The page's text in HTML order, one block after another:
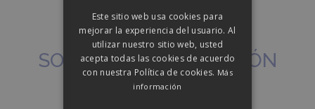
SOLICITAR INFORMACIÓN
Este sitio web usa cookies para
mejorar la experiencia del usuario. Al
utilizar nuestro sitio web, usted
acepta todas las cookies de acuerdo
con nuestra Política de cookies. Más
información